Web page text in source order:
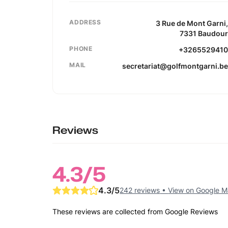
ADDRESS 3 Rue de Mont Garni,
7331 Baudour
PHONE +3265529410
MAIL secretariat@golfmontgarni.be
Reviews
4.3/5
4.3/5242 reviews •View on Google
These reviews are collected from Google Reviews